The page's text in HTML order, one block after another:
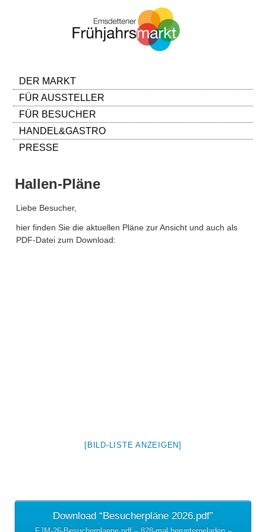
DER MARKT
FÜR AUSSTELLER
FÜR BESUCHER
HANDEL&GASTRO
PRESSE
Hallen-Pläne
Liebe Besucher,
hier finden Sie die aktuellen Pläne zur Ansicht und auch als
PDF-Datei zum Download:
[BILD-LISTE ANZEIGEN]
Download “Besucherpläne 2026.pdf”